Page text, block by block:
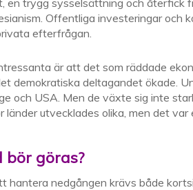
en trygg sysselsättning och återfick
Offentliga investeringar och
efterfrågan.
är att det som räddade
demokratiska deltagandet ökade.
och USA. Men de växte sig inte
länder utvecklades olika, men det var
bör göras?
hantera nedgången krävs både